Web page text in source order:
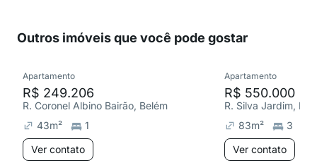
Outros imóveis que você pode gostar
Apartamento
R$ 249.206
R. Coronel Albino Bairão, Belém
43m²
1
Ver contato
Apartamento
R$ 550.000
R. Silva Jardim,
83m² 3
Ver contato